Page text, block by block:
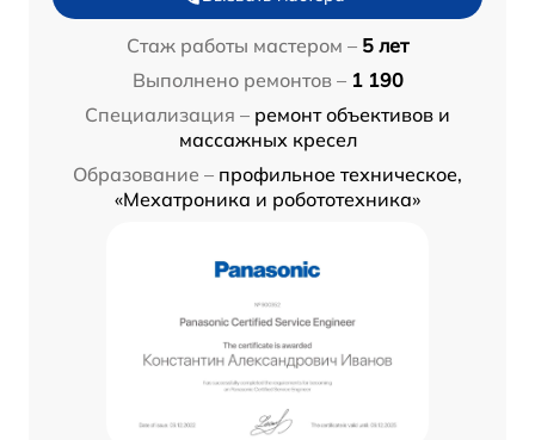
Стаж работы мастером – 5 лет
Выполнено ремонтов – 1 190
Специализация – ремонт объективов и
массажных кресел
Образование – профильное техническое,
«Мехатроника и робототехника»